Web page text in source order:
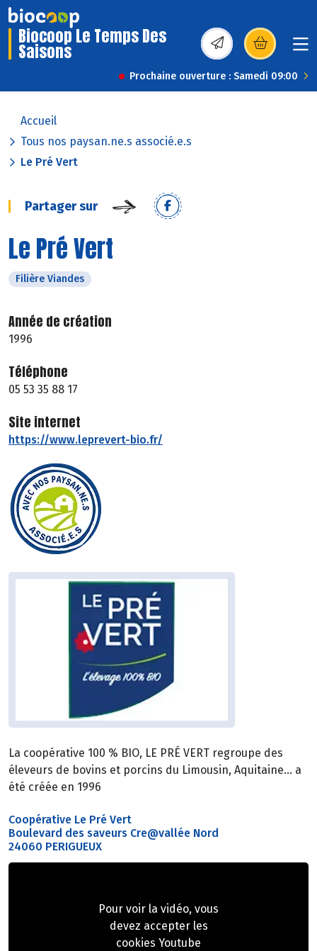
Biocoop Le Temps Des
Saisons (s’ouvre dans une
Prochaine ouverture : Samedi 09:00
Accueil
Tous nos paysan.ne.s associé.e.s
Le Pré Vert
Partager sur
Le Pré Vert
Filière Viandes
Année de création
1996
Téléphone
05 53 35 88 17
Site internet
https://www.leprevert-bio.fr/
La coopérative 100 % BIO, LE PRÉ VERT regroupe des
éleveurs de bovins et porcins du Limousin, Aquitaine… a
été créée en 1996
Coopérative Le Pré Vert
Boulevard des saveurs Cre@vallée Nord
24060 PERIGUEUX
Pour voir la vidéo, vous
devez accepter les
cookies Youtube